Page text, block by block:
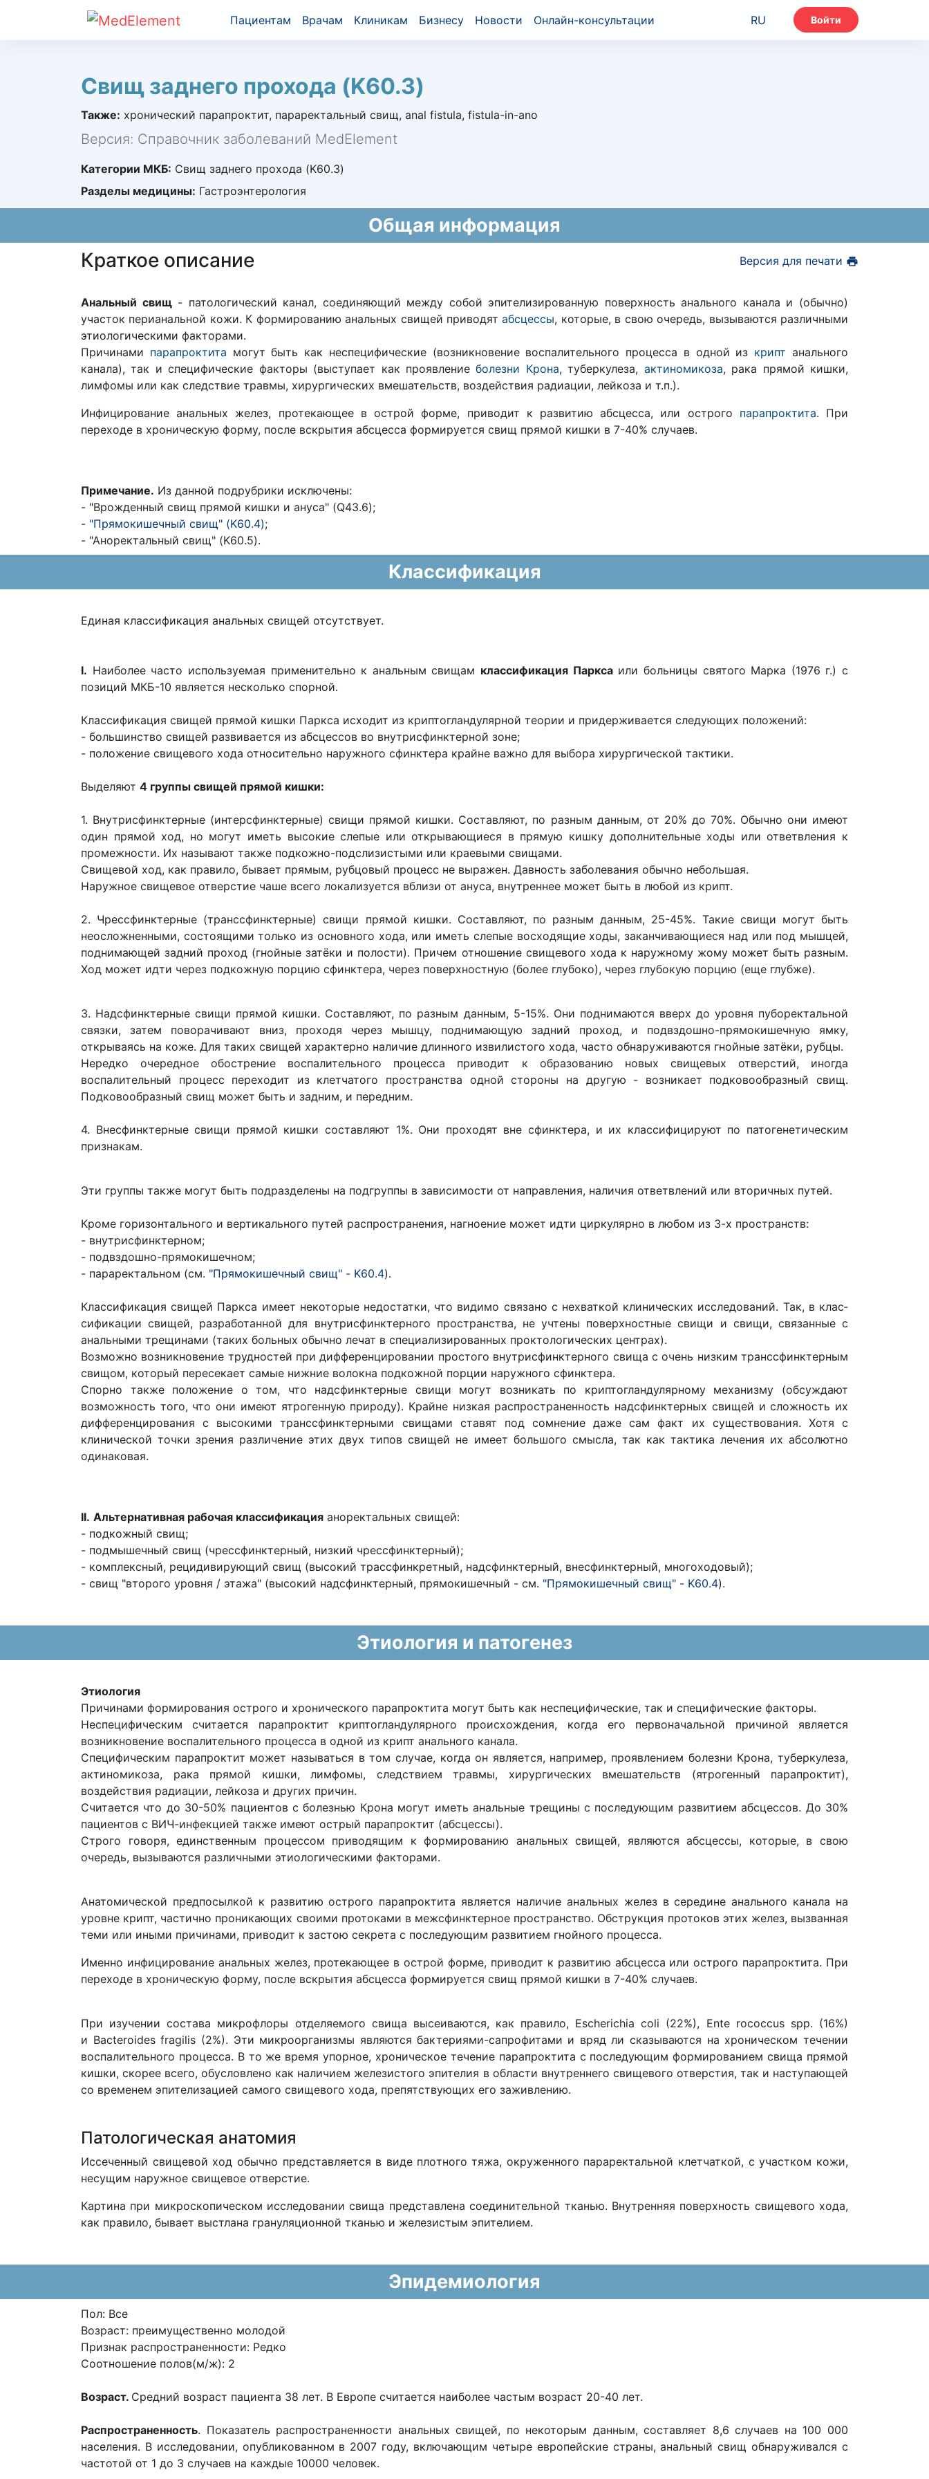
Пациентам Врачам Клиникам Бизнесу Новости Онлайн-консультации RU Войти
Свищ заднего прохода (K60.3)
Также: хронический парапроктит, параректальный свищ, anal fistula, fistula-in-ano
Версия: Справочник заболеваний MedElement
Категории МКБ: Свищ заднего прохода (K60.3)
Разделы медицины: Гастроэнтерология
Общая информация
Версия для печати
Краткое описание
Анальный свищ- патологический канал, соединяющий между собой эпителизированную поверхность анального канала и (обычно)
участок перианальной кожи. К формированию анальных свищей приводятабсцессы, которые, в свою очередь, вызываются различными
этиологическими факторами.
Причинами парапроктита могут быть как неспецифические (возникновение воспалительного процесса в одной из крипт анального
канала), так и специфические факторы (выступает как проявлениеболезни Крона, туберкулеза, актиномикоза, рака прямой кишки,
лимфомы или как следствие травмы, хирургических вмешательств, воздействия радиации, лейкоза и т.п.).
Инфицирование анальных желез, протекающее в острой форме, приводит к развитию абсцесса, или острого парапроктита. При
переходе в хроническую форму, после вскрытия абсцесса формируется свищ прямой кишки в 7-40% случаев.
Примечание. Из данной подрубрики исключены:
- "Врожденный свищ прямой кишки и ануса" (Q43.6);
- "Прямокишечный свищ" (K60.4);
- "Аноректальный свищ" (K60.5).
Классификация
Единая классификация анальных свищей отсутствует.
I. Наиболее часто используемая применительно к анальным свищам классификация Парксаили больницы святого Марка (1976 г.) с
позиций МКБ-10 является несколько спорной.
Классификация свищей прямой кишки Паркса исходит из криптогландулярной теории и придерживается следующих положений:
- большинство свищей развивается из абсцессов во внутрисфинктерной зоне;
- положение свищевого хода относительно наружного сфинктера крайне важно для выбора хирургической тактики.
Выделяют 4 группы свищей прямой кишки:
1. Внутрисфинктерные (интерсфинктерные) свищи прямой кишки. Составляют, по разным данным, от 20% до 70%. Обычно они имеют
один прямой ход, но могут иметь высокие слепые или открывающиеся в прямую кишку дополнительные ходы или ответвле­ния к
промежности. Их называют также подкожно-подслизистыми или краевыми свищами.
Свищевой ход, как правило, бывает прямым, рубцовый процесс не выражен. Давность заболевания обычно небольшая.
Наружное свищевое отверстие чаше всего локализуется вблизи от ануса, внутреннее может быть в любой из крипт.
2. Чрессфинктерные (транссфинктерные) свищи прямой кишки. Составляют, по разным данным, 25-45%. Такие свищи могут быть
неосложненными, состоящими только из основного хода, или иметь слепые восходящие ходы, заканчивающиеся над или под мышцей,
поднимающей задний проход (гнойные затёки и полости). Причем отношение свищевого хода к наружному жому может быть разным.
Ход может идти через подкожную порцию сфинктера, через поверхностную (более глубоко), через глубокую порцию (еще глубже).
3. Надсфинктерные свищи прямой кишки. Составляют, по разным данным, 5-15%. Они поднимаются вверх до уровня пуборектальной
связки, затем поворачивают вниз, проходя через мышцу, поднимающую задний проход, и подвздошно-прямокишечную ямку,
открываясь на коже. Для таких свищей характерно наличие длинного извилистого хода, часто обнаруживаются гнойные затёки, рубцы.
Нередко очередное обострение воспалительного процесса приводит к образованию новых свищевых отверстий, иногда
воспалительный процесс переходит из клетчатого пространства одной стороны на другую - возникает подковообразный свищ.
Подковообразный свищ может быть и задним, и передним.
4. Внесфинктерные свищи прямой кишки составляют 1%. Они проходят вне сфинктера, и их классифицируют по патогенетическим
признакам.
Эти группы также могут быть подразделены на подгруп­пы в зависимости от направления, наличия ответвле­ний или вторичных путей.
Кроме горизонтального и вертикального путей распространения, нагноение может идти циркулярно в любом из 3-х пространств:
- внутрисфинктерном;
- подвздошно-прямокишечном;
- параректальном (см. "Прямокишечный свищ" - K60.4).
Классификация свищей Паркса имеет некоторые недостатки, что видимо связано с нехваткой клинических исследований. Так, в клас­
сификации свищей, разработанной для внутрисфинктерного пространства, не учтены поверхностные свищи и свищи, связанные с
анальными трещинами (таких больных обычно лечат в специализированных проктологических центрах).
Возможно возникновение трудностей при дифференцировании простого внутрисфинктерного свища с очень низким транссфинктерным
свищом, который пересекает самые нижние волокна подкожной порции наружного сфинктера.
Спорно также положение о том, что надсфинктерные свищи могут возникать по криптогландулярному механизму (обсуждают
возможность того, что они имеют ятрогенную природу). Крайне низкая распространенность надсфинктерных свищей и сложность их
дифференцирования с высокими транссфинктерными свищами ставят под сомнение даже сам факт их существования. Хотя с
клинической точки зрения различение этих двух типов свищей не имеет большого смысла, так как тактика лечения их абсолютно
одинаковая.
II. Альтернативная рабочая классификация аноректальных свищей:
- подкожный свищ;
- подмышечный свищ (чрессфинктерный, низкий чрессфинктерный);
- комплексный, рецидивирующий свищ (высокий трассфинкретный, надсфинктерный, внесфинктерный, многоходовый);
- свищ "второго уровня / этажа" (высокий надсфинктерный, прямокишечный - см. "Прямокишечный свищ" - K60.4).
Этиология и патогенез
Этиология
Причинами формирования острого и хронического парапроктита могут быть как неспецифические, так и специфические факторы.
Неспецифическим считается парапроктит криптогландулярного происхождения, когда его первоначальной причиной является
возникновение воспалительного процесса в одной из крипт анального канала.
Специфическим парапроктит может называться в том случае, когда он является, например, проявлением болезни Крона, туберкулеза,
актиномикоза, рака прямой кишки, лимфомы, следствием травмы, хирургических вмешательств (ятрогенный парапроктит),
воздействия радиации, лейкоза и других причин.
Считается что до 30-50% пациентов с болезнью Крона могут иметь анальные трещины с последующим развитием абсцессов. До 30%
пациентов с ВИЧ-инфекцией также имеют острый парапроктит (абсцессы).
Строго говоря, единственным процессом приводящим к формированию анальных свищей, являются абсцессы, которые, в свою
очередь, вызываются различными этиологическими факторами.
Анатомической предпосылкой к развитию острого парапроктита является наличие анальных желез в середине анального канала на
уровне крипт, частично проникающих своими протоками в межсфинктерное пространство. Обструкция протоков этих желез, вызванная
теми или иными причинами, приводит к застою секрета с последующим развитием гнойного процесса.
Именно инфицирование анальных желез, протекающее в острой форме, приводит к развитию абсцесса или острого парапроктита. При
переходе в хроническую форму, после вскрытия абсцесса формируется свищ прямой кишки в 7-40% случаев.
При изучении состава микрофлоры отделяемого свища высеиваются, как правило, Escherichia coli (22%), Ente rococcus spp. (16%)
и Bacteroides fragilis (2%). Эти микроорганизмы являются бактериями-сапрофитами и вряд ли сказываются на хроническом течении
воспалительного процесса. В то же время упорное, хроническое течение парапроктита с последующим формированием свища прямой
кишки, скорее всего, обусловлено как наличием железистого эпителия в области внутреннего свищевого отверстия, так и наступающей
со временем эпителизацией самого свищевого хода, препятствующих его заживлению.
Патологическая анатомия
Иссеченный свищевой ход обычно представляется в виде плотного тяжа, окруженного параректальной клетчаткой, с участком кожи,
несущим наружное свищевое отверстие.
Картина при микроскопическом исследовании свища представлена соединительной тканью. Внутренняя поверхность свищевого хода,
как правило, бывает выстлана грануляционной тканью и железистым эпителием.
Эпидемиология
Пол: Все
Возраст: преимущественно молодой
Признак распространенности: Редко
Соотношение полов(м/ж): 2
Возраст. Средний возраст пациента 38 лет. В Европе считается наиболее частым возраст 20-40 лет.
Распространенность. Показатель распространенности анальных свищей, по некоторым данным, составляет 8,6 случаев на 100 000
населения. В исследовании, опубликованном в 2007 году, включающим четыре европейские страны, анальный свищ обнаруживался с
частотой от 1 до 3 случаев на каждые 10000 человек.